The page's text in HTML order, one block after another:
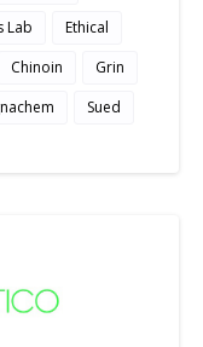
Lab
Ethical
Chinoin
Grin
Sued